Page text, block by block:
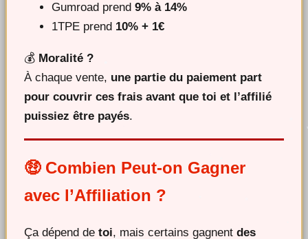
Gumroad prend 9% à 14%
1TPE prend 10% + 1€
💰 Moralité ?
À chaque vente, une partie du paiement part
pour couvrir ces frais avant que toi et l’affilié
puissiez être payés.
🤑 Combien Peut-on Gagner
avec l’Affiliation ?
Ça dépend de toi, mais certains gagnent des